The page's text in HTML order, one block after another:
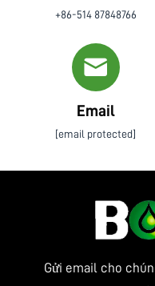
+86-514 87848766
Email
[email protected]
Gửi email cho